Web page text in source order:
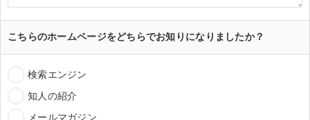
こちらのホームページをどちらでお知りになりましたか？
検索エンジン
知人の紹介
メールマガジン